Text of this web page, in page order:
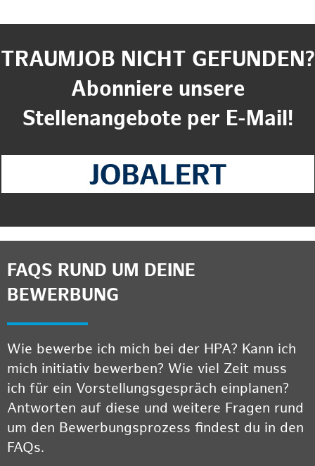
TRAUMJOB NICHT GEFUNDEN?
Abonniere unsere
Stellenangebote per E-Mail!
FAQS RUND UM DEINE
BEWERBUNG
Wie bewerbe ich mich bei der HPA? Kann ich
mich initiativ bewerben? Wie viel Zeit muss
ich für ein Vorstellungsgespräch einplanen?
Antworten auf diese und weitere Fragen rund
um den Bewerbungsprozess findest du in den
FAQs.